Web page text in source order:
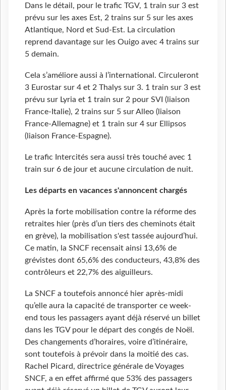
Dans le détail, pour le trafic TGV, 1 train sur 3 est
prévu sur les axes Est, 2 trains sur 5 sur les axes
Atlantique, Nord et Sud-Est. La circulation
reprend davantage sur les Ouigo avec 4 trains sur
5 demain.
Cela s’améliore aussi à l’international. Circuleront
3 Eurostar sur 4 et 2 Thalys sur 3. 1 train sur 3 est
prévu sur Lyria et 1 train sur 2 pour SVI (liaison
France-Italie), 2 trains sur 5 sur Alleo (liaison
France-Allemagne) et 1 train sur 4 sur Ellipsos
(liaison France-Espagne).
Le trafic Intercités sera aussi très touché avec 1
train sur 6 de jour et aucune circulation de nuit.
Les départs en vacances s'annoncent chargés
Après la forte mobilisation contre la réforme des
retraites hier (près d’un tiers des cheminots était
en grève), la mobilisation s'est tassée aujourd’hui.
Ce matin, la SNCF recensait ainsi 13,6% de
grévistes dont 65,6% des conducteurs, 43,8% des
contrôleurs et 22,7% des aiguilleurs.
La SNCF a toutefois annoncé hier après-midi
qu’elle aura la capacité de transporter ce week-
end tous les passagers ayant déjà réservé un billet
dans les TGV pour le départ des congés de Noël.
Des changements d’horaires, voire d’itinéraire,
sont toutefois à prévoir dans la moitié des cas.
Rachel Picard, directrice générale de Voyages
SNCF, a en effet affirmé que 53% des passagers